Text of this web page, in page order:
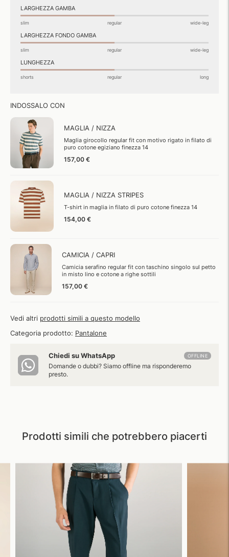
LARGHEZZA GAMBA
slim regular wide-leg
LARGHEZZA FONDO GAMBA
slim regular wide-leg
LUNGHEZZA
shorts regular long
INDOSSALO CON
MAGLIA / NIZZA
Maglia girocollo regular fit con motivo rigato in filato di
puro cotone egiziano finezza 14
157,00 €
MAGLIA / NIZZA STRIPES
T-shirt in maglia in filato di puro cotone finezza 14
154,00 €
CAMICIA / CAPRI
Camicia serafino regular fit con taschino singolo sul petto
in misto lino e cotone a righe sottili
157,00 €
Vedi altri prodotti simili a questo modello
Categoria prodotto: Pantalone
Chiedi su WhatsApp OFFLINE
Domande o dubbi? Siamo offline ma risponderemo
presto.
Prodotti simili che potrebbero piacerti